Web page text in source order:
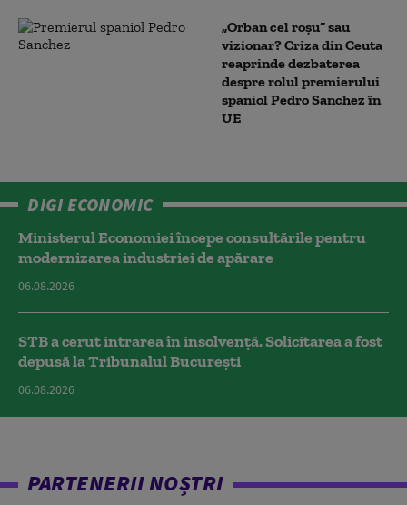
„Orban cel roșu” sau
vizionar? Criza din Ceuta
reaprinde dezbaterea
despre rolul premierului
spaniol Pedro Sanchez în
UE
DIGI ECONOMIC
Ministerul Economiei începe consultările pentru
modernizarea industriei de apărare
06.08.2026
STB a cerut intrarea în insolvență. Solicitarea a fost
depusă la Tribunalul București
06.08.2026
PARTENERII NOȘTRI